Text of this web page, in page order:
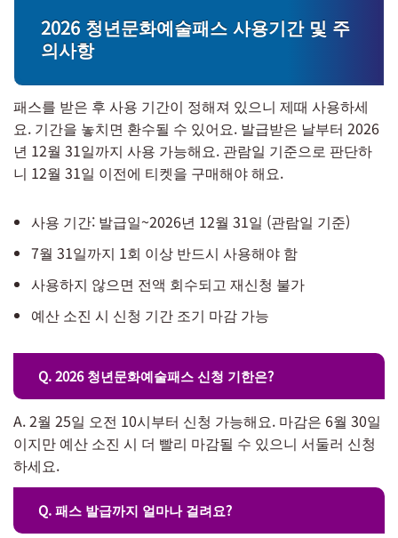
2026 청년문화예술패스 사용기간 및 주
의사항
패스를 받은 후 사용 기간이 정해져 있으니 제때 사용하세
요. 기간을 놓치면 환수될 수 있어요. 발급받은 날부터 2026
년 12월 31일까지 사용 가능해요. 관람일 기준으로 판단하
니 12월 31일 이전에 티켓을 구매해야 해요.
사용 기간: 발급일~2026년 12월 31일 (관람일 기준)
7월 31일까지 1회 이상 반드시 사용해야 함
사용하지 않으면 전액 회수되고 재신청 불가
예산 소진 시 신청 기간 조기 마감 가능
Q. 2026 청년문화예술패스 신청 기한은?
A. 2월 25일 오전 10시부터 신청 가능해요. 마감은 6월 30일
이지만 예산 소진 시 더 빨리 마감될 수 있으니 서둘러 신청
하세요.
Q. 패스 발급까지 얼마나 걸려요?